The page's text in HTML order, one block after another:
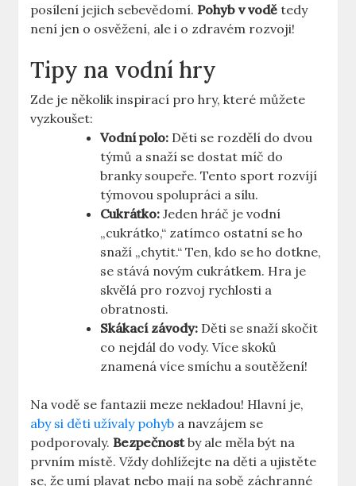
posílení jejich sebevědomí.Pohyb v vodě tedy
není jen o osvěžení, ale i o zdravém rozvoji!
Tipy na vodní hry
Zde je několik inspirací pro hry, které můžete
vyzkoušet:
Vodní polo: Děti se rozdělí do dvou
týmů a snaží se dostat míč do
branky soupeře. Tento sport rozvíjí
týmovou spolupráci a sílu.
Cukrátko: Jeden hráč je vodní
„cukrátko,“ zatímco ostatní se ho
snaží „chytit.“ Ten, kdo se ho dotkne,
se stává novým cukrátkem. Hra je
skvělá pro rozvoj rychlosti a
obratnosti.
Skákací závody: Děti se snaží skočit
co nejdál do vody. Více skoků
znamená více smíchu a soutěžení!
Na vodě se fantazii meze nekladou! Hlavní je,
aby si děti užívaly pohyb a navzájem se
podporovaly.Bezpečnostby ale měla být na
prvním místě. Vždy dohlížejte na děti a ujistěte
se, že umí plavat nebo mají na sobě záchranné